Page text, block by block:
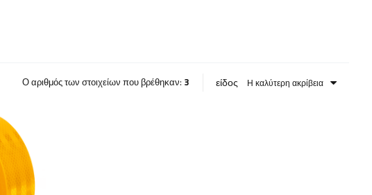
Ο αριθμός των στοιχείων που βρέθηκαν: 3 είδος Η καλύτερη ακρίβεια